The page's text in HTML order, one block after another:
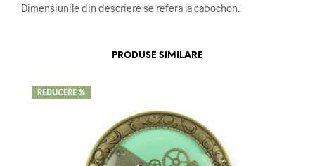
Dimensiunile din descriere se refera la cabochon.
PRODUSE SIMILARE
REDUCERE %